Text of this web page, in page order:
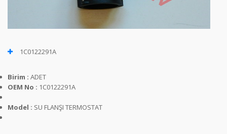
1C0122291A
Birim : ADET
OEM No : 1C0122291A
Model : SU FLANŞI TERMOSTAT